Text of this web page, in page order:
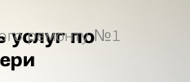
услуг по
ремонту №1